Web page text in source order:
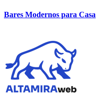
Bares Modernos para Casa